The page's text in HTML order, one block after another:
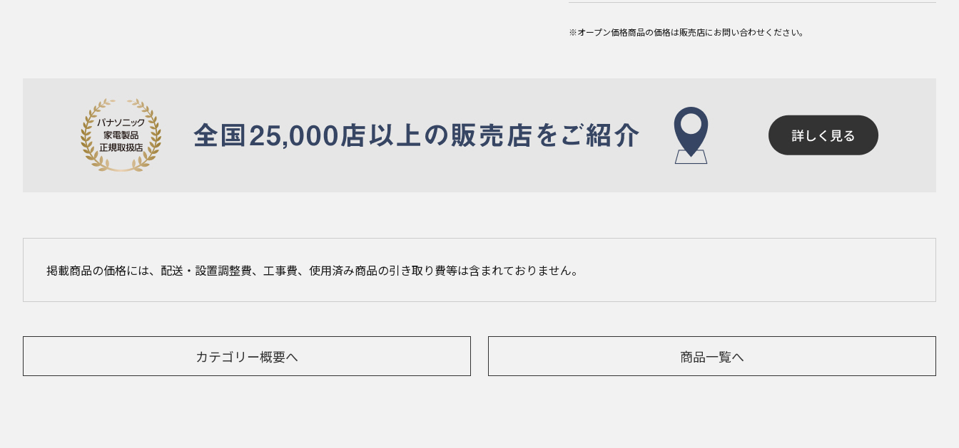
※オープン価格商品の価格は販売店にお問い合わせください。
掲載商品の価格には、配送・設置調整費、工事費、使用済み商品の引き取り費等は含まれておりません。
カテゴリー概要へ 商品一覧へ